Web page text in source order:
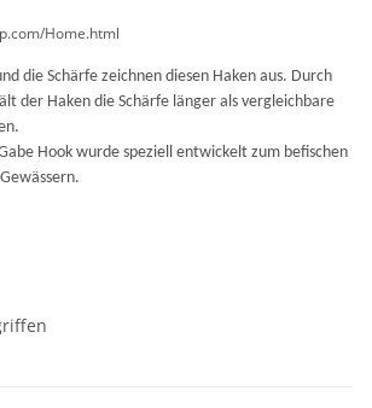
Home.html
die Schärfe zeichnen diesen Haken aus. Durch
der Haken die Schärfe länger als vergleichbare
Hook wurde speziell entwickelt zum befischen